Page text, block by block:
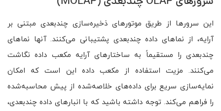
این سرورها از طریق موتورهای ذخیره‌سازی چندبعدی مبتنی بر
آرایه، از نماهای داده چندبعدی پشتیبانی می‌کنند. آنها نماهای
چندبعدی را مستقیماً به ساختارهای آرایه مکعب داده نگاشت
می‌کنند. مزیت استفاده از مکعب داده این است که امکان
نمایه‌سازی سریع برای داده‌های خلاصه‌شده از پیش محاسبه‌شده
را فراهم می‌کند. توجه داشته باشید که با انبارهای داده چندبعدی،